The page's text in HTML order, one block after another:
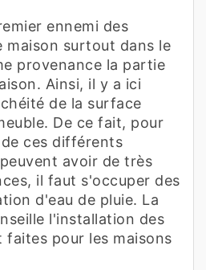
ennemi des
maison surtout dans le
provenance la partie
Ainsi, il y a ici
de la surface
De ce fait, pour
ces différents
avoir de très
il faut s'occuper des
d'eau de pluie. La
l'installation des
pour les maisons